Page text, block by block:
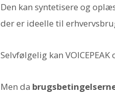
Den kan syntetisere og
der er ideelle til
Selvfølgelig kan VOICEPEAK
Men da